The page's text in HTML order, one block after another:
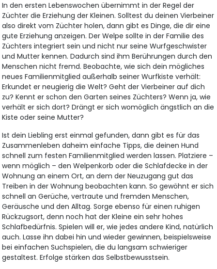
In den ersten Lebenswochen übernimmt in der Regel der
Züchter die Erziehung der Kleinen. Solltest du deinen Vierbeiner
also direkt vom Züchter holen, dann gibt es Dinge, die dir eine
gute Erziehung anzeigen. Der Welpe sollte in der Familie des
Züchters integriert sein und nicht nur seine Wurfgeschwister
und Mutter kennen. Dadurch sind ihm Berührungen durch den
Menschen nicht fremd. Beobachte, wie sich dein mögliches
neues Familienmitglied außerhalb seiner Wurfkiste verhält:
Erkundet er neugierig die Welt? Geht der Vierbeiner auf dich
zu? Kennt er schon den Garten seines Züchters? Wenn ja, wie
verhält er sich dort? Drängt er sich womöglich ängstlich an die
Kiste oder seine Mutter?
Ist dein Liebling erst einmal gefunden, dann gibt es für das
Zusammenleben daheim einfache Tipps, die deinen Hund
schnell zum festen Familienmitglied werden lassen. Platziere –
wenn möglich – den Welpenkorb oder die Schlafdecke in der
Wohnung an einem Ort, an dem der Neuzugang gut das
Treiben in der Wohnung beobachten kann. So gewöhnt er sich
schnell an Gerüche, vertraute und fremden Menschen,
Geräusche und den Alltag. Sorge ebenso für einen ruhigen
Rückzugsort, denn noch hat der Kleine ein sehr hohes
Schlafbedürfnis. Spielen will er, wie jedes andere Kind, natürlich
auch. Lasse ihn dabei hin und wieder gewinnen, beispielsweise
bei einfachen Suchspielen, die du langsam schwieriger
gestaltest. Erfolge stärken das Selbstbewusstsein.